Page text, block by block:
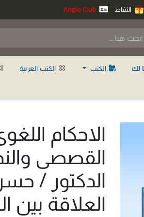
النقاط
لك الكتب الكتب العربية
الاحكام
القصصى
الدكتور /
العلاقة بين